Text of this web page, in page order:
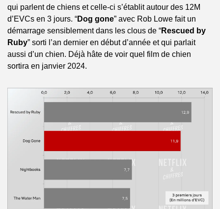
qui parlent de chiens et celle-ci s’établit autour des 12M
d’EVCs en 3 jours. “Dog gone” avec Rob Lowe fait un
démarrage sensiblement dans les clous de “Rescued by
Ruby” sorti l’an dernier en début d’année et qui parlait
aussi d’un chien. Déjà hâte de voir quel film de chien
sortira en janvier 2024.